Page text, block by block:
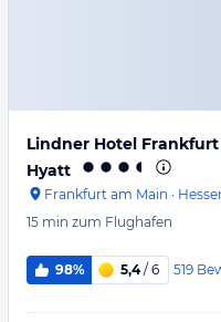
Lindner Hotel
Hyatt
Frankfurt am Main ·
15 min zum Flughafen
98% 5,4/ 6 519